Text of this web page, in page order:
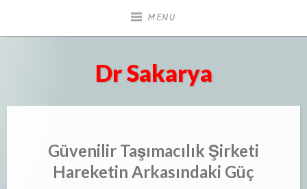
MENU
Dr Sakarya
Güvenilir Taşımacılık Şirketi
Hareketin Arkasındaki Güç